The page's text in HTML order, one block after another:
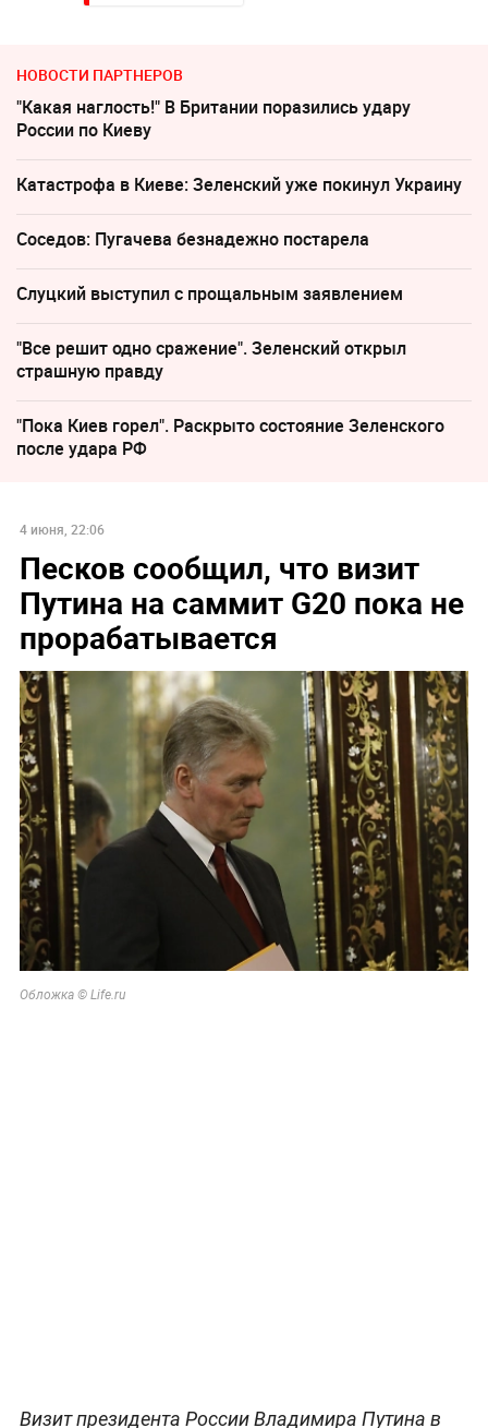
НОВОСТИ ПАРТНЕРОВ
"Какая наглость!" В Британии поразились удару
России по Киеву
Катастрофа в Киеве: Зеленский уже покинул Украину
Соседов: Пугачева безнадежно постарела
Слуцкий выступил с прощальным заявлением
"Все решит одно сражение". Зеленский открыл
страшную правду
"Пока Киев горел". Раскрыто состояние Зеленского
после удара РФ
4 июня, 22:06
Песков сообщил, что визит
Путина на саммит G20 пока не
прорабатывается
Обложка © Life.ru
Визит президента России Владимира Путина в